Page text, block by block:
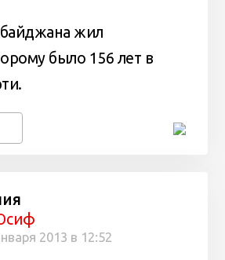
жил
было 156 лет в
2013 в 12:52